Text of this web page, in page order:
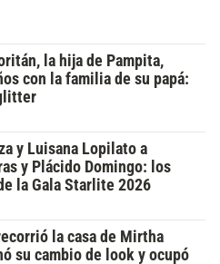
la hija de Pampita,
con la familia de su papá:
y Luisana Lopilato a
y Plácido Domingo: los
la Gala Starlite 2026
la casa de Mirtha
su cambio de look y ocupó